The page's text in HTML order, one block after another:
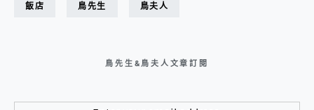
飯店 鳥先生 鳥夫人
鳥先生&鳥夫人文章訂閱